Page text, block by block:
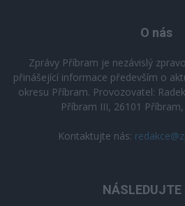
O nás
Zprávy Příbram je nezávislý
přinášející informace především o
okresu Příbram. Provozovatel:
Příbram III, 26101 Příbram,
Kontaktujte nás:
NÁSLEDUJTE